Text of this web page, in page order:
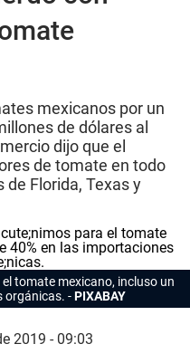
mexicanos por un
de dólares al
dijo que el
de tomate en todo
de Florida, Texas y
tomate mexicano, incluso un
orgánicas.
PIXABAY
2019 - 09:03